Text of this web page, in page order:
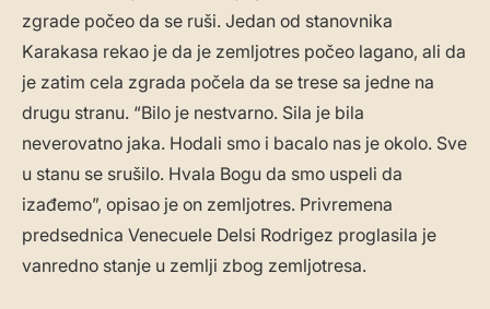
zgrade počeo da se ruši. Jedan od stanovnika
Karakasa rekao je da je zemljotres počeo lagano, ali da
je zatim cela zgrada počela da se trese sa jedne na
drugu stranu. “Bilo je nestvarno. Sila je bila
neverovatno jaka. Hodali smo i bacalo nas je okolo. Sve
u stanu se srušilo. Hvala Bogu da smo uspeli da
izađemo”, opisao je on zemljotres. Privremena
predsednica Venecuele Delsi Rodrigez proglasila je
vanredno stanje u zemlji zbog zemljotresa.